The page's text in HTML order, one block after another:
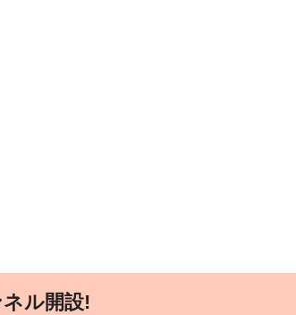
ル開設!